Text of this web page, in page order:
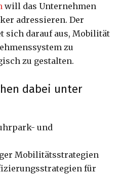
will das Unternehmen
adressieren. Der
sich darauf aus, Mobilität
zu
zu gestalten.
dabei unter
und
Mobilitätsstrategien
für